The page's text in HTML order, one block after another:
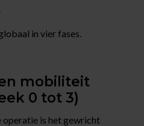
in vier fases.
mobiliteit
0 tot 3)
operatie is het gewricht